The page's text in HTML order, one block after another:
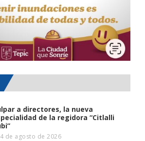
a directores, la nueva
de la regidora “Citlalli
4 de agosto de 2026